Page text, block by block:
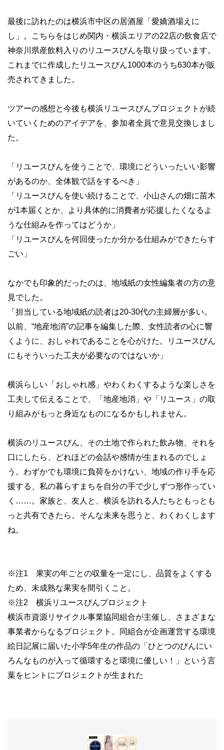
最後に訪れたのは横浜市中区の居酒屋「愛嬌酒場えに
し」。こちらをはじめ関内・横浜エリアの22店の飲食店で
神奈川県産飲料入りのリユースびんを取り扱っています。
これまでに作成したリユースびん1000本のうち630本が販
売されてきました。
ツアーの感想と今後も横浜リユースびんプロジェクトが続
いていくためのアイデアを、参加者全員で意見交換しまし
た。
「リユースびんを使うことで、環境にどういったいい影響
があるのか、全体観で話をするべき」
「リユースびんを使い続けることで、小山さんの畑に苗木
が1本届くとか、より具体的に消費者が応援したくなるよ
うな仕組みを作ってはどうか」
「リユースびんを何回使ったか分かる仕組みができたらす
ごい」
なかでも印象的だったのは、地域紙の女性編集者の方の意
見でした。
「担当している地域紙の読者は20-30代の主婦層が多い。
以前、“地産地消”の記事を編集した際、女性読者の心に響
くように、おしゃれであることを心がけた。リユースびん
にもそういった工夫が必要なのではないか」
横浜らしい「おしゃれ感」やわくわくするような楽しさを
工夫して伝えることで、「地産地消」や「リユース」の取
り組みがもっと身近なものになるかもしれません。
横浜のリユースびん、その土地で作られた飲み物、それを
口にしたら、どれほどの会話や感情が生まれるのでしょ
う。わずかでも環境に負荷をかけない、地域の作り手を応
援する、私の暮らすまちを自分の手で少しずつ形作ってい
く……。家族と、友人と、横浜を訪れる人たちともっとも
っと共有できたら。そんな未来を思うと、わくわくします
ね。
※注1 果実の年ごとの収量を一定にし、品質をよくする
ため、未成熟な果実を間引くこと。
※注2 横浜リユースびんプロジェクト
横浜市資源リサイクル事業協同組合が主催し、さまざまな
事業者からなるプロジェクト。同組合が企画運営する環境
絵日記展に届いた小学5年生の作品の「ひとつのびんにい
ろんなものが入って循環すると環境に優しい！」という言
葉をヒントにプロジェクトが生まれた